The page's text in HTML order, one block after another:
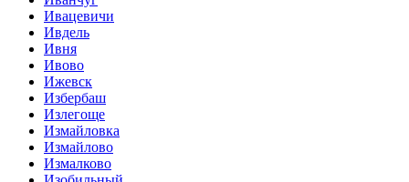
Ивацевичи
Ивдель
Ивня
Ивово
Ижевск
Избербаш
Излегоще
Измайловка
Измайлово
Измалково